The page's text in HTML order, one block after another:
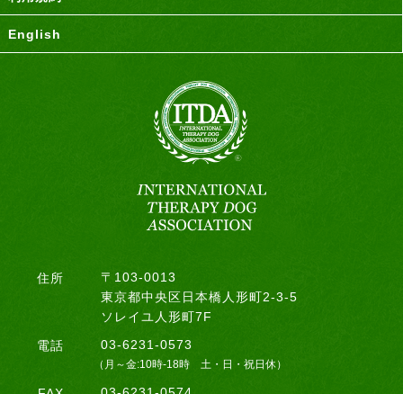
English
住所
〒103-0013
東京都中央区日本橋人形町2-3-5
ソレイユ人形町7F
電話
03-6231-0573
（月～金:10時-18時 土・日・祝日休）